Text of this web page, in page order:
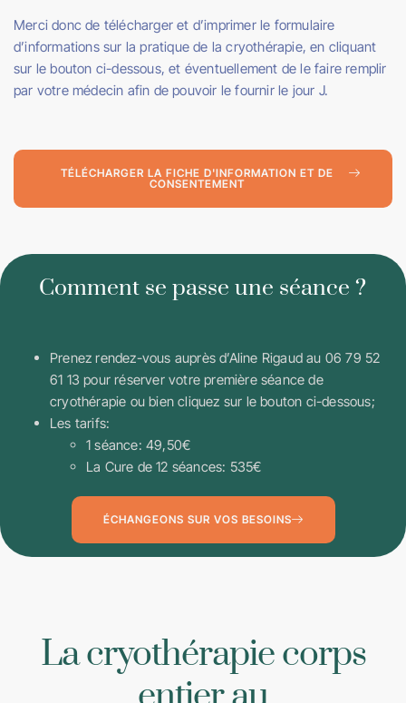
Merci donc de télécharger et d’imprimer le formulaire
d’informations sur la pratique de la cryothérapie, en cliquant
sur le bouton ci-dessous, et éventuellement de le faire remplir
par votre médecin afin de pouvoir le fournir le jour J.
TÉLÉCHARGER LA FICHE D'INFORMATION ET DE
CONSENTEMENT
Comment se passe une séance ?
Prenez rendez-vous auprès d’Aline Rigaud au 06 79 52
61 13 pour réserver votre première séance de
cryothérapie ou bien cliquez sur le bouton ci-dessous;
Les tarifs:
1 séance: 49,50€
La Cure de 12 séances: 535€
ÉCHANGEONS SUR VOS BESOINS
La cryothérapie corps